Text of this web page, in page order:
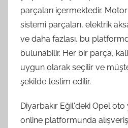
parçaları içermektedir.
sistemi parçaları, elektrik
ve daha fazlası, bu
bulunabilir. Her bir parça,
uygun olarak seçilir ve
şekilde teslim edilir.
Diyarbakır Eğil'deki Opel oto
online platformunda